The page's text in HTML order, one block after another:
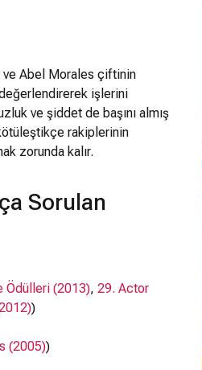
ve Abel Morales çiftinin
değerlendirerek işlerini
ve şiddet de başını almış
rakiplerinin
zorunda kalır.
Sorulan
Ödülleri (2013), 29. Actor
)
(2005))